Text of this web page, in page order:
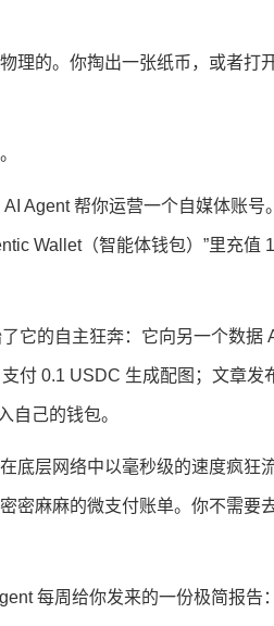
理的。你掏出一张纸币，或者打
Agent 帮你运营一个自媒体账
Wallet（智能体钱包）”里充值
它的自主狂奔：它向另一个数据
付 0.1 USDC 生成配图；文章发
自己的钱包。
底层网络中以毫秒级的速度疯狂
密麻麻的微支付账单。你不需要
每周给你发来的一份极简报告